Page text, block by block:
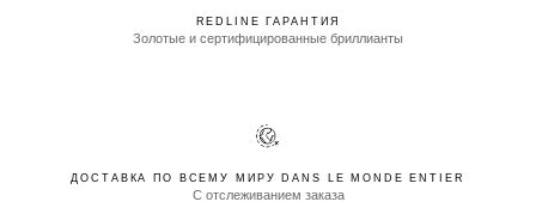
REDLINE ГАРАНТИЯ
Золотые и сертифицированные бриллианты
ДОСТАВКА ПО ВСЕМУ МИРУ DANS LE MONDE ENTIER
С отслеживанием заказа